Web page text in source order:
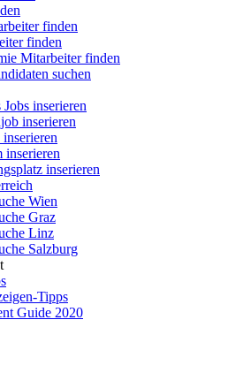
finden
finden
Mitarbeiter finden
suchen
inserieren
inserieren
inserieren
inserieren
Wien
Graz
Linz
Salzburg
Tipps
Guide 2020